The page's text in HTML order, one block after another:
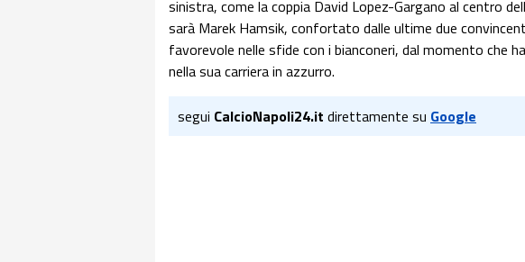
sinistra, come la coppia David Lopez-Gargano al centro
sarà Marek Hamsik, confortato dalle ultime due
favorevole nelle sfide con i bianconeri, dal momento che
nella sua carriera in azzurro.
segui CalcioNapoli24.it direttamente su Google